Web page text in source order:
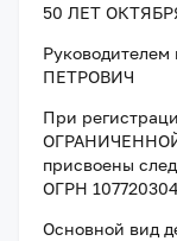
50 ЛЕТ
Руководителем
ПЕТРОВИЧ
При
присвоены
ОГРН
Основной вид